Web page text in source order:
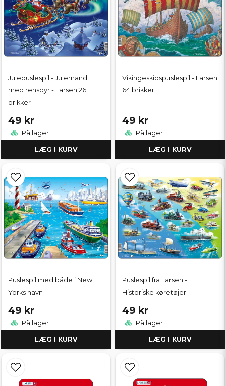
Julepuslespil - Julemand
med rensdyr - Larsen 26
brikker
49 kr
På lager
LÆG I KURV
Vikingeskibspuslespil - Larsen
64 brikker
49 kr
På lager
LÆG I KURV
Puslespil med både i New
Yorks havn
49 kr
På lager
LÆG I KURV
Puslespil fra Larsen -
Historiske køretøjer
49 kr
På lager
LÆG I KURV